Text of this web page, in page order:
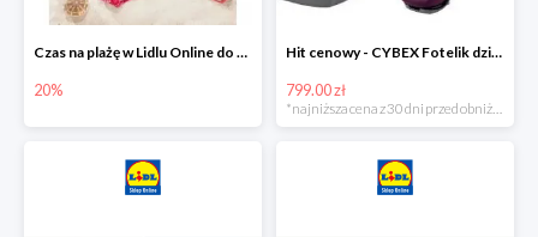
Czas na plażę w Lidlu Online do -20%
20%
Hit cenowy - CYBEX Fotelik dziecięcy samochodowy Pallasfix grupa I-III, 9-36 kg
799.00 zł